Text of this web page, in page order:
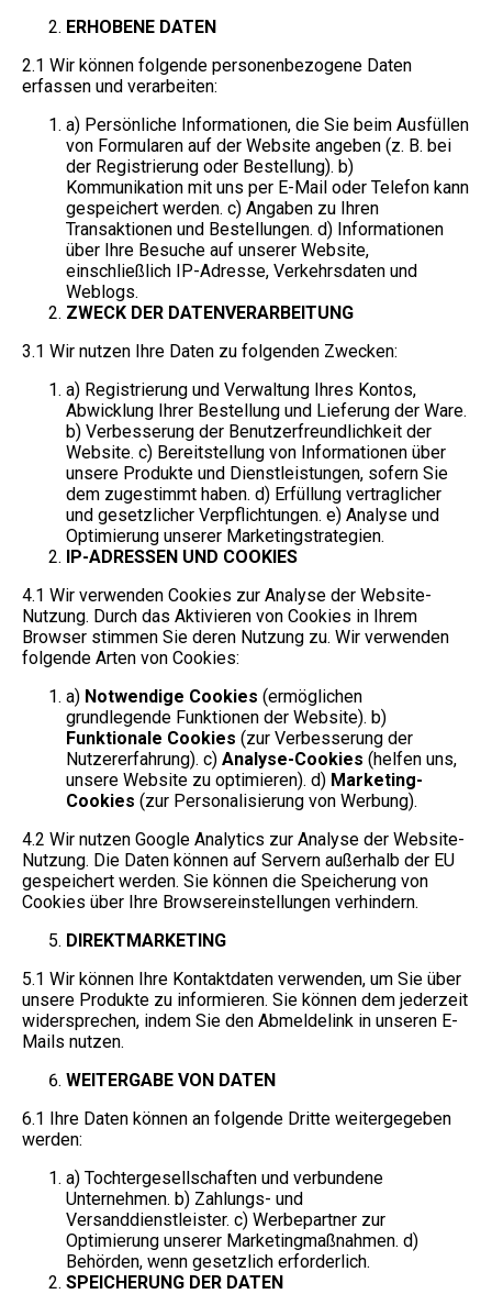
ERHOBENE DATEN
2.1 Wir können folgende personenbezogene Daten
erfassen und verarbeiten:
a) Persönliche Informationen, die Sie beim Ausfüllen
von Formularen auf der Website angeben (z. B. bei
der Registrierung oder Bestellung). b)
Kommunikation mit uns per E-Mail oder Telefon kann
gespeichert werden. c) Angaben zu Ihren
Transaktionen und Bestellungen. d) Informationen
über Ihre Besuche auf unserer Website,
einschließlich IP-Adresse, Verkehrsdaten und
Weblogs.
ZWECK DER DATENVERARBEITUNG
3.1 Wir nutzen Ihre Daten zu folgenden Zwecken:
a) Registrierung und Verwaltung Ihres Kontos,
Abwicklung Ihrer Bestellung und Lieferung der Ware.
b) Verbesserung der Benutzerfreundlichkeit der
Website. c) Bereitstellung von Informationen über
unsere Produkte und Dienstleistungen, sofern Sie
dem zugestimmt haben. d) Erfüllung vertraglicher
und gesetzlicher Verpflichtungen. e) Analyse und
Optimierung unserer Marketingstrategien.
IP-ADRESSEN UND COOKIES
4.1 Wir verwenden Cookies zur Analyse der Website-
Nutzung. Durch das Aktivieren von Cookies in Ihrem
Browser stimmen Sie deren Nutzung zu. Wir verwenden
folgende Arten von Cookies:
a) Notwendige Cookies (ermöglichen
grundlegende Funktionen der Website). b)
Funktionale Cookies (zur Verbesserung der
Nutzererfahrung). c) Analyse-Cookies (helfen uns,
unsere Website zu optimieren). d) Marketing-
Cookies (zur Personalisierung von Werbung).
4.2 Wir nutzen Google Analytics zur Analyse der Website-
Nutzung. Die Daten können auf Servern außerhalb der EU
gespeichert werden. Sie können die Speicherung von
Cookies über Ihre Browsereinstellungen verhindern.
DIREKTMARKETING
5.1 Wir können Ihre Kontaktdaten verwenden, um Sie über
unsere Produkte zu informieren. Sie können dem jederzeit
widersprechen, indem Sie den Abmeldelink in unseren E-
Mails nutzen.
WEITERGABE VON DATEN
6.1 Ihre Daten können an folgende Dritte weitergegeben
werden:
a) Tochtergesellschaften und verbundene
Unternehmen. b) Zahlungs- und
Versanddienstleister. c) Werbepartner zur
Optimierung unserer Marketingmaßnahmen. d)
Behörden, wenn gesetzlich erforderlich.
SPEICHERUNG DER DATEN